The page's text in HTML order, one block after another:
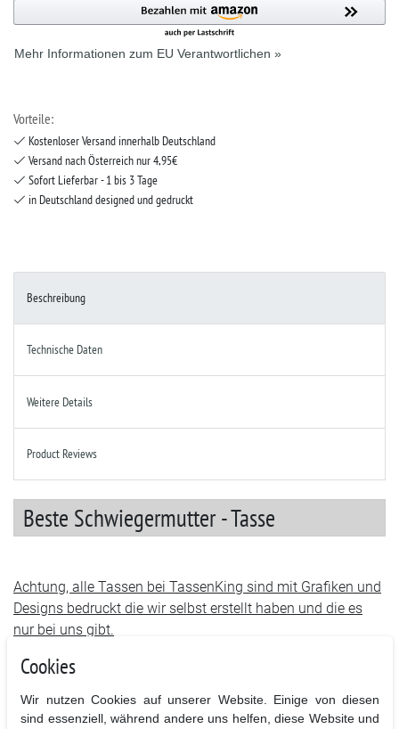
Mehr Informationen zum EU Verantwortlichen »
Vorteile:
Kostenloser Versand innerhalb Deutschland
Versand nach Österreich nur 4,95€
Sofort Lieferbar - 1 bis 3 Tage
in Deutschland designed und gedruckt
Beschreibung
Technische Daten
Weitere Details
Product Reviews
Beste Schwiegermutter - Tasse
Achtung, alle Tassen bei TassenKing sind mit Grafiken und
Designs bedruckt die wir selbst erstellt haben und die es
nur bei uns gibt.
Einzigartige Keramiktasse aus dem Hause
TassenKing.com . Sag was du denkst, fühlst oder schon
Cookies
Wir nutzen Cookies auf unserer Website. Einige von diesen
sind essenziell, während andere uns helfen, diese Website und